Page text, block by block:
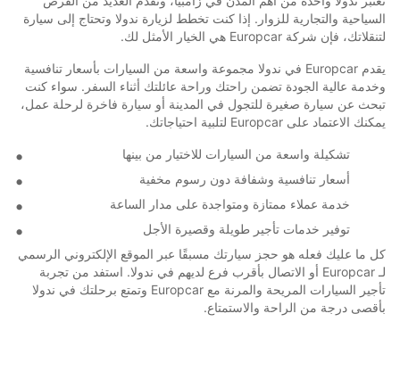
السياحية والتجارية للزوار. إذا كنت تخطط لزيارة ندولا وتحتاج إلى سيارة
لتنقلاتك، فإن شركة Europcar هي الخيار الأمثل لك.
يقدم Europcar في ندولا مجموعة واسعة من السيارات بأسعار تنافسية
وخدمة عالية الجودة تضمن راحتك وراحة عائلتك أثناء السفر. سواء كنت
تبحث عن سيارة صغيرة للتجول في المدينة أو سيارة فاخرة لرحلة عمل،
يمكنك الاعتماد على Europcar لتلبية احتياجاتك.
تشكيلة واسعة من السيارات للاختيار من بينها
أسعار تنافسية وشفافة دون رسوم مخفية
خدمة عملاء ممتازة ومتواجدة على مدار الساعة
توفير خدمات تأجير طويلة وقصيرة الأجل
كل ما عليك فعله هو حجز سيارتك مسبقًا عبر الموقع الإلكتروني الرسمي
لـ Europcar أو الاتصال بأقرب فرع لديهم في ندولا. استفد من تجربة
تأجير السيارات المريحة والمرنة مع Europcar وتمتع برحلتك في ندولا
بأقصى درجة من الراحة والاستمتاع.